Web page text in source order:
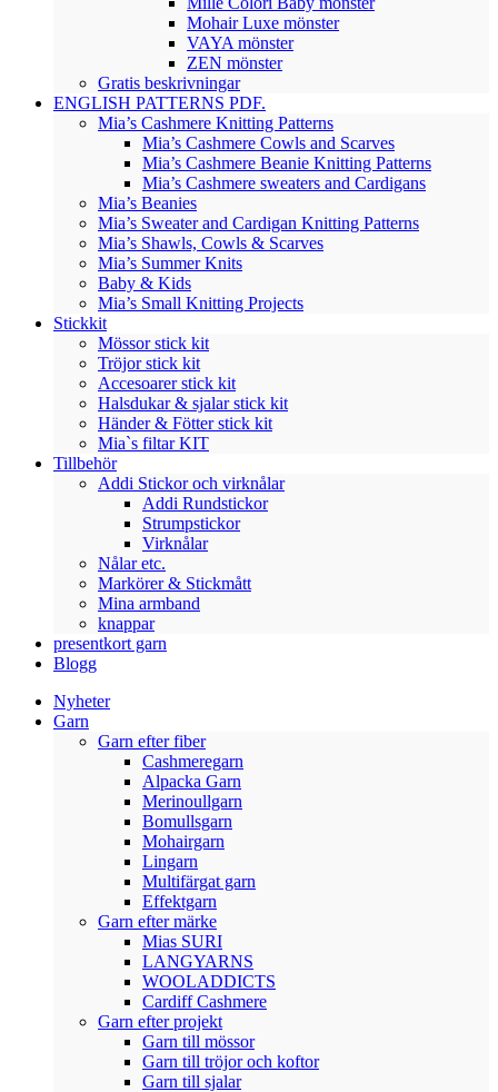
Mohair Luxe mönster
VAYA mönster
ZEN mönster
Gratis beskrivningar
ENGLISH PATTERNS PDF.
Mia’s Cashmere Knitting Patterns
Mia’s Cashmere Cowls and Scarves
Mia’s Cashmere Beanie Knitting Patterns
Mia’s Cashmere sweaters and Cardigans
Mia’s Beanies
Mia’s Sweater and Cardigan Knitting Patterns
Mia’s Shawls, Cowls & Scarves
Mia’s Summer Knits
Baby & Kids
Mia’s Small Knitting Projects
Stickkit
Mössor stick kit
Tröjor stick kit
Accesoarer stick kit
Halsdukar & sjalar stick kit
Händer & Fötter stick kit
Mia`s filtar KIT
Tillbehör
Addi Stickor och virknålar
Addi Rundstickor
Strumpstickor
Virknålar
Nålar etc.
Markörer & Stickmått
Mina armband
knappar
presentkort garn
Blogg
Nyheter
Garn
Garn efter fiber
Cashmeregarn
Alpacka Garn
Merinoullgarn
Bomullsgarn
Mohairgarn
Lingarn
Multifärgat garn
Effektgarn
Garn efter märke
Mias SURI
LANGYARNS
WOOLADDICTS
Cardiff Cashmere
Garn efter projekt
Garn till mössor
Garn till tröjor och koftor
Garn till sjalar